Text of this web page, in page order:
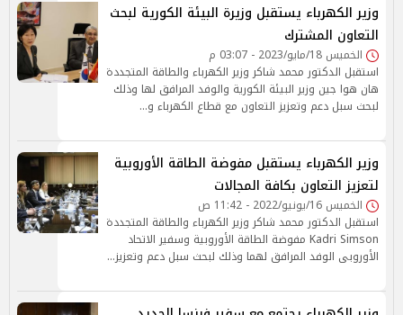
وزير الكهرباء يستقبل وزيرة البيئة الكورية لبحث
التعاون المشترك
الخميس 18/مايو/2023 - 03:07 م
استقبل الدكتور محمد شاكر وزير الكهرباء والطاقة المتجددة
هان هوا جين وزير البيئة الكورية والوفد المرافق لها وذلك
لبحث سبل دعم وتعزيز التعاون مع قطاع الكهرباء و…
وزير الكهرباء يستقبل مفوضة الطاقة الأوروبية
لتعزيز التعاون بكافة المجالات
الخميس 16/يونيو/2022 - 11:42 ص
استقبل الدكتور محمد شاكر وزير الكهرباء والطاقة المتجددة
Kadri Simson مفوضة الطاقة الأوروبية وسفير الاتحاد
الأوروبى الوفد المرافق لهما وذلك لبحث سبل دعم وتعزيز…